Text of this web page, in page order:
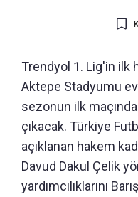
Trendyol 1. Lig'in ilk
Aktepe Stadyumu
sezonun ilk
çıkacak. Türkiye
açıklanan hakem
Davud Dakul Çelik
yardımcılıklarını